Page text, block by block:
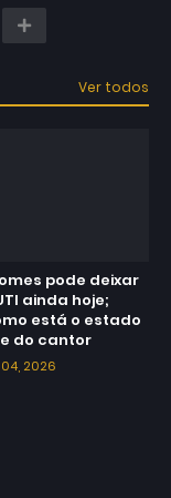
Ver todos
pode deixar
ainda hoje;
está o estado
do cantor
2026